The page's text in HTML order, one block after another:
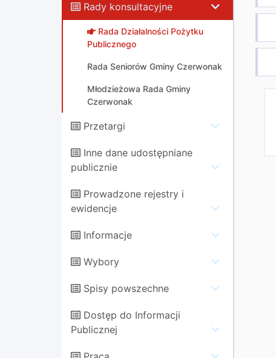
Rady konsultacyjne
Rada Działalności Pożytku
Publicznego
Rada Seniorów Gminy Czerwonak
Młodzieżowa Rada Gminy
Czerwonak
Przetargi
Inne dane udostępniane
publicznie
Prowadzone rejestry i
ewidencje
Informacje
Wybory
Spisy powszechne
Dostęp do Informacji
Publicznej